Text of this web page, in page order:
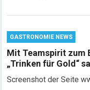
GASTRONOMIE NEWS
Mit Teamspirit zum
„Trinken für Gold“
Screenshot der Seite